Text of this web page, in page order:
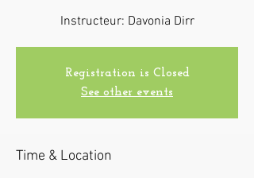
Instructeur: Davonia Dirr
Registration is Closed
See other events
Time & Location